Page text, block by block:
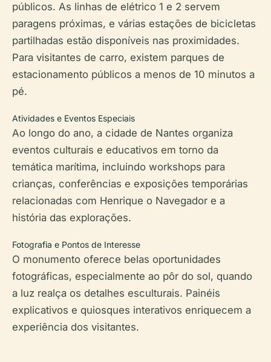
públicos. As linhas de elétrico 1 e 2 servem
paragens próximas, e várias estações de bicicletas
partilhadas estão disponíveis nas proximidades.
Para visitantes de carro, existem parques de
estacionamento públicos a menos de 10 minutos a
pé.
Atividades e Eventos Especiais
Ao longo do ano, a cidade de Nantes organiza
eventos culturais e educativos em torno da
temática marítima, incluindo workshops para
crianças, conferências e exposições temporárias
relacionadas com Henrique o Navegador e a
história das explorações.
Fotografia e Pontos de Interesse
O monumento oferece belas oportunidades
fotográficas, especialmente ao pôr do sol, quando
a luz realça os detalhes esculturais. Painéis
explicativos e quiosques interativos enriquecem a
experiência dos visitantes.